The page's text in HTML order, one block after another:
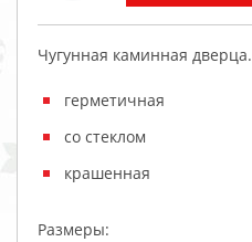
Чугунная каминная дверца.
герметичная
со стеклом
крашенная
Размеры: